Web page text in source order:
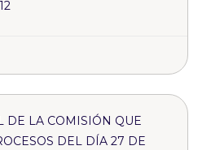
DE LA COMISIÓN QUE
DEL DÍA 27 DE